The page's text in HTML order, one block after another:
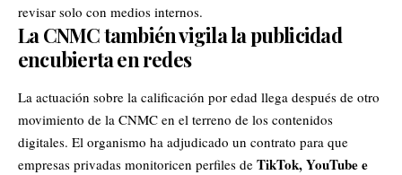
revisar solo con medios internos.
La CNMC también vigila la publicidad
encubierta en redes
La actuación sobre la calificación por edad llega después de otro
movimiento de la CNMC en el terreno de los contenidos
digitales. El organismo ha adjudicado un contrato para que
empresas privadas monitoricen perfiles de TikTok, YouTube e